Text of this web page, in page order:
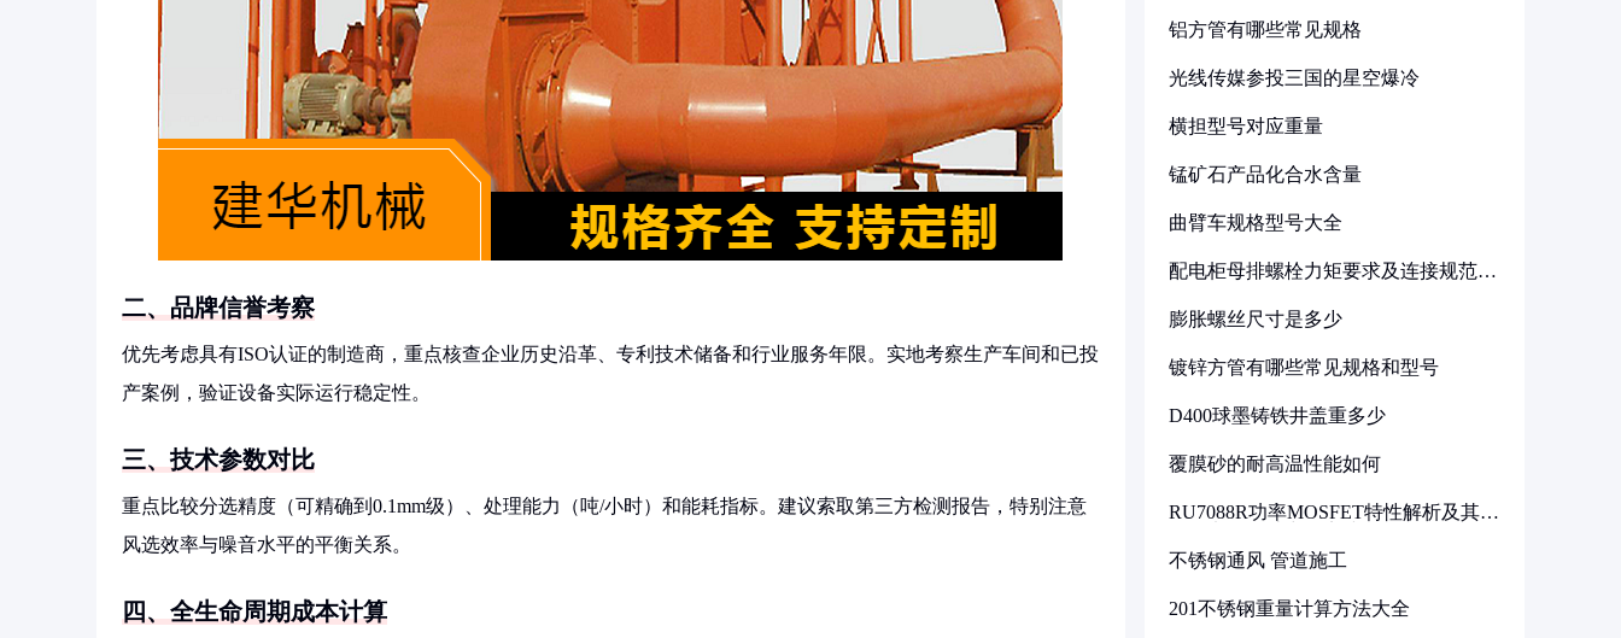
二、品牌信誉考察
优先考虑具有ISO认证的制造商，重点核查企业历史沿革、专利技术储备和行业服务年限。实地考察生产车间和已投
产案例，验证设备实际运行稳定性。
三、技术参数对比
重点比较分选精度（可精确到0.1mm级）、处理能力（吨/小时）和能耗指标。建议索取第三方检测报告，特别注意
风选效率与噪音水平的平衡关系。
四、全生命周期成本计算
铝方管有哪些常见规格
光线传媒参投三国的星空爆冷
横担型号对应重量
锰矿石产品化合水含量
曲臂车规格型号大全
配电柜母排螺栓力矩要求及连接规范详
膨胀螺丝尺寸是多少
镀锌方管有哪些常见规格和型号
D400球墨铸铁井盖重多少
覆膜砂的耐高温性能如何
RU7088R功率MOSFET特性解析及其在
不锈钢通风 管道施工
201不锈钢重量计算方法大全